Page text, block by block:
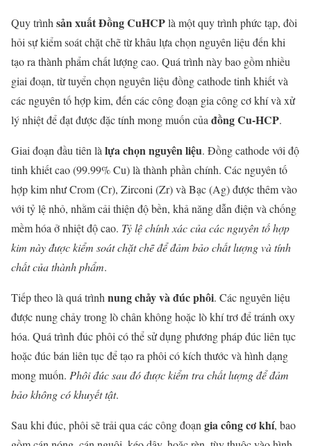
Quy trình sản xuất Đồng CuHCPlà một quy trình phức tạp, đòi
hỏi sự kiểm soát chặt chẽ từ khâu lựa chọn nguyên liệu đến khi
tạo ra thành phẩm chất lượng cao. Quá trình này bao gồm nhiều
giai đoạn, từ tuyển chọn nguyên liệu đồng cathode tinh khiết và
các nguyên tố hợp kim, đến các công đoạn gia công cơ khí và xử
lý nhiệt để đạt được đặc tính mong muốn của đồng Cu-HCP.
Giai đoạn đầu tiên là lựa chọn nguyên liệu. Đồng cathode với độ
tinh khiết cao (99.99% Cu) là thành phần chính. Các nguyên tố
hợp kim như Crom (Cr), Zirconi (Zr) và Bạc (Ag) được thêm vào
với tỷ lệ nhỏ, nhằm cải thiện độ bền, khả năng dẫn điện và chống
mềm hóa ở nhiệt độ cao. Tỷ lệ chính xác của các nguyên tố hợp
kim này được kiểm soát chặt chẽ để đảm bảo chất lượng và tính
chất của thành phẩm.
Tiếp theo là quá trình nung chảy và đúc phôi. Các nguyên liệu
được nung chảy trong lò chân không hoặc lò khí trơ để tránh oxy
hóa. Quá trình đúc phôi có thể sử dụng phương pháp đúc liên tục
hoặc đúc bán liên tục để tạo ra phôi có kích thước và hình dạng
mong muốn. Phôi đúc sau đó được kiểm tra chất lượng để đảm
bảo không có khuyết tật.
Sau khi đúc, phôi sẽ trải qua các công đoạn gia công cơ khí, bao